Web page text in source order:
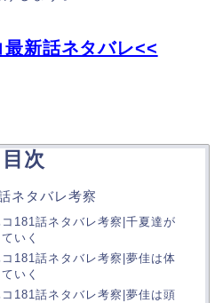
新話ネタバレ<<
目次
ネタバレ考察
181話ネタバレ考察|千夏達が
いく
181話ネタバレ考察|夢佳は体
いく
181話ネタバレ考察|夢佳は頭